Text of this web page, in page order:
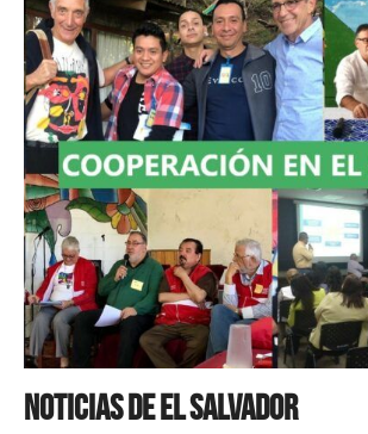
Noticias de El Salvador